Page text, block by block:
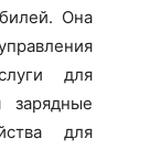
Она
для
зарядные
для